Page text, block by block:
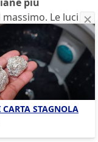
più
Le luci
la rassegna dei
piazza Bra:
propone anche
Perfetta
aspettare l’anno
perdere lo
STAGNOLA